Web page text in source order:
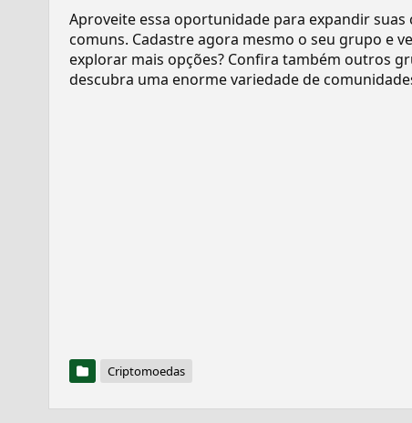
Aproveite essa oportunidade para expandir
comuns. Cadastre agora mesmo o seu grupo e
explorar mais opções? Confira também outros
descubra uma enorme variedade de
Criptomoedas